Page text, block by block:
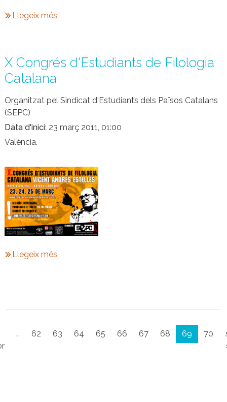
Llegeix més
X Congrés d'Estudiants de Filologia
Catalana
Organitzat pel Sindicat d'Estudiants dels Països Catalans
(SEPC)
Data d'inici 23 març 2011, 01:00
València.
Llegeix més
Pàgina anterior
… 62 63 64 65 66 67 68 69 70